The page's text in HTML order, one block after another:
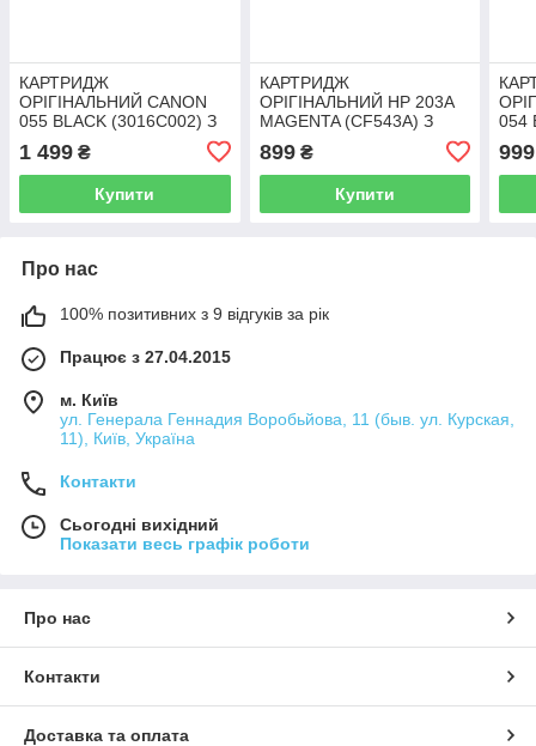
КАРТРИДЖ
ОРІГІНАЛЬНИЙ CANON
055 BLACK (3016C002) З
1 499 ₴
Купити
КАРТРИДЖ
ОРІГІНАЛЬНИЙ HP 203A
MAGENTA (CF543A) З
899₴
Купити
054
999
Про нас
100% позитивних з 9 відгуків за рік
Працює з 27.04.2015
м. Київ
ул. Генерала Геннадия Воробьйова, 11 (быв. ул. Курская,
11), Київ, Україна
Контакти
Сьогодні вихідний
Показати весь графік роботи
Про нас
Контакти
Доставка та оплата